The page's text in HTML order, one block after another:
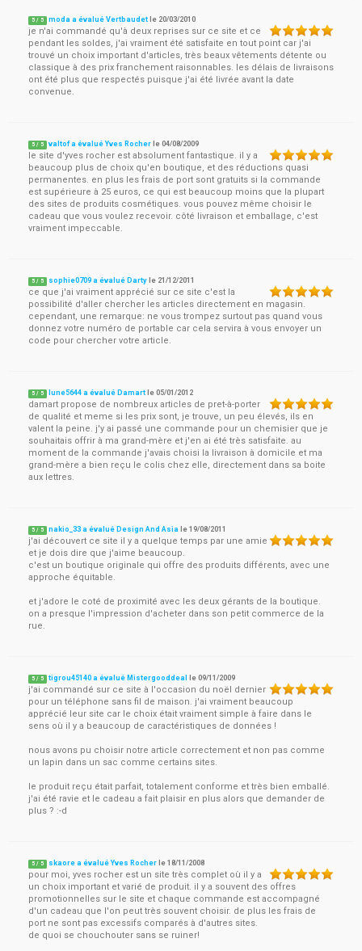
5 / 5 moda a évalué Vertbaudet le 20/03/2010
je n'ai commandé qu'à deux reprises sur ce site et ce
pendant les soldes, j'ai vraiment été satisfaite en tout point car j'ai
trouvé un choix important d'articles, très beaux vêtements détente ou
classique à des prix franchement raisonnables. les délais de livraisons
ont été plus que respectés puisque j'ai été livrée avant la date
convenue.
5 / 5 valtof a évalué Yves Rocher le04/08/2009
le site d'yves rocher est absolument fantastique. il y a
beaucoup plus de choix qu'en boutique, et des réductions quasi
permanentes. en plus les frais de port sont gratuits si la commande
est supérieure à 25 euros, ce qui est beaucoup moins que la plupart
des sites de produits cosmétiques. vous pouvez même choisir le
cadeau que vous voulez recevoir. côté livraison et emballage, c'est
vraiment impeccable.
5 / 5 sophie0709 a évalué Darty le 21/12/2011
ce que j'ai vraiment apprécié sur ce site c'est la
possibilité d'aller chercher les articles directement en magasin.
cependant, une remarque: ne vous trompez surtout pas quand vous
donnez votre numéro de portable car cela servira à vous envoyer un
code pour chercher votre article.
5 / 5 lune5644 a évalué Damart le05/01/2012
damart propose de nombreux articles de pret-à-porter
de qualité et meme si les prix sont, je trouve, un peu élevés, ils en
valent la peine. j'y ai passé une commande pour un chemisier que je
souhaitais offrir à ma grand-mère et j'en ai été très satisfaite. au
moment de la commande j'avais choisi la livraison à domicile et ma
grand-mère a bien reçu le colis chez elle, directement dans sa boite
aux lettres.
5 / 5 nakio_33 a évalué Design And Asia le19/08/2011
j'ai découvert ce site il y a quelque temps par une amie
et je dois dire que j'aime beaucoup.
c'est un boutique originale qui offre des produits différents, avec une
approche équitable.
et j'adore le coté de proximité avec les deux gérants de la boutique.
on a presque l'impression d'acheter dans son petit commerce de la
rue.
5 / 5 tigrou45140 a évalué Mistergooddeal le09/11/2009
j'ai commandé sur ce site à l'occasion du noël dernier
pour un téléphone sans fil de maison. j'ai vraiment beaucoup
apprécié leur site car le choix était vraiment simple à faire dans le
sens où il y a beaucoup de caractéristiques de données !
nous avons pu choisir notre article correctement et non pas comme
un lapin dans un sac comme certains sites.
le produit reçu était parfait, totalement conforme et très bien emballé.
j'ai été ravie et le cadeau a fait plaisir en plus alors que demander de
plus ? :-d
5 / 5 skaore a évalué Yves Rocher le18/11/2008
pour moi, yves rocher est un site très complet où il y a
un choix important et varié de produit. il y a souvent des offres
promotionnelles sur le site et chaque commande est accompagné
d'un cadeau que l'on peut très souvent choisir. de plus les frais de
port ne sont pas excessifs comparés à d'autres sites.
de quoi se chouchouter sans se ruiner!